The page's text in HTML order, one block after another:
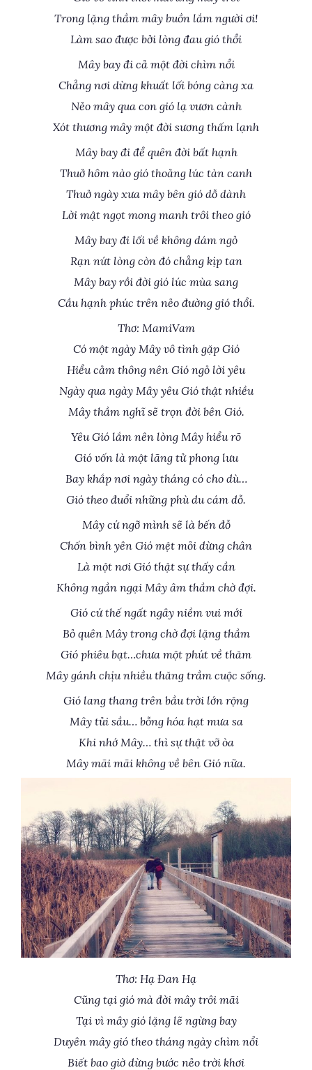
Trong lặng thầm mây buồn lắm người ơi!
Làm sao được bởi lòng đau gió thổi
Mây bay đi cả một đời chìm nổi
Chẳng nơi dừng khuất lối bóng càng xa
Nẻo mây qua con gió lạ vươn cành
Xót thương mây một đời sương thấm lạnh
Mây bay đi để quên đời bất hạnh
Thuở hôm nào gió thoảng lúc tàn canh
Thuở ngày xưa mây bên gió dỗ dành
Lời mật ngọt mong manh trôi theo gió
Mây bay đi lối về không dám ngỏ
Rạn nứt lòng còn đó chẳng kịp tan
Mây bay rồi đời gió lúc mùa sang
Cầu hạnh phúc trên nẻo đường gió thổi.
Thơ: MamiVam
Có một ngày Mây vô tình gặp Gió
Hiểu cảm thông nên Gió ngỏ lời yêu
Ngày qua ngày Mây yêu Gió thật nhiều
Mây thầm nghĩ sẽ trọn đời bên Gió.
Yêu Gió lắm nên lòng Mây hiểu rõ
Gió vốn là một lãng tử phong lưu
Bay khắp nơi ngày tháng có cho dù…
Gió theo đuổi những phù du cám dỗ.
Mây cứ ngỡ mình sẽ là bến đỗ
Chốn bình yên Gió mệt mỏi dừng chân
Là một nơi Gió thật sự thấy cần
Không ngần ngại Mây âm thầm chờ đợi.
Gió cứ thế ngất ngây niềm vui mới
Bỏ quên Mây trong chờ đợi lặng thầm
Gió phiêu bạt…chưa một phút về thăm
Mây gánh chịu nhiều thăng trầm cuộc sống.
Gió lang thang trên bầu trời lớn rộng
Mây tủi sầu… bỗng hóa hạt mưa sa
Khi nhớ Mây… thì sự thật vỡ òa
Mây mãi mãi không về bên Gió nữa.
Thơ: Hạ Đan Hạ
Cũng tại gió mà đời mây trôi mãi
Tại vì mây gió lặng lẽ ngừng bay
Duyên mây gió theo tháng ngày chìm nổi
Biết bao giờ dừng bước nẻo trời khơi